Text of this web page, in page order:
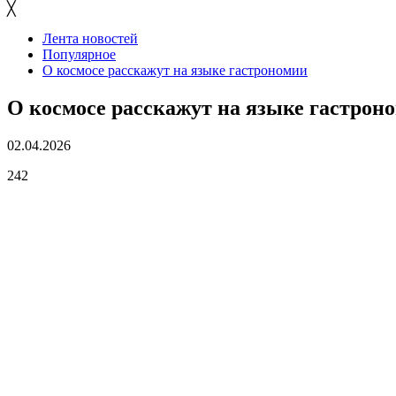
╳
Лента новостей
Популярное
О космосе расскажут на языке гастрономии
О космосе расскажут на языке
02.04.2026
242